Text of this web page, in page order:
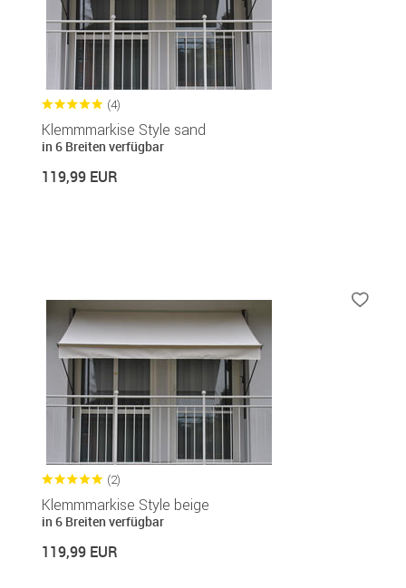
(4)
Klemmmarkise Style sand
in 6 Breiten verfügbar
119,99 EUR
(2)
Klemmmarkise Style beige
in 6 Breiten verfügbar
119,99 EUR